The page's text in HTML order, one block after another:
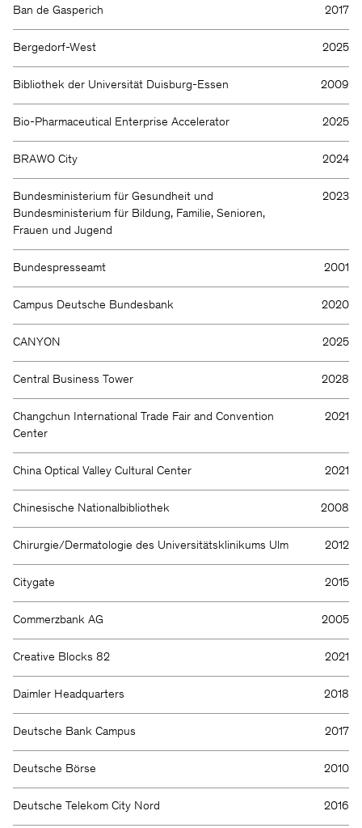
Ban de Gasperich 2017
Bergedorf-West 2025
Bibliothek der Universität Duisburg-Essen 2009
Bio-Pharmaceutical Enterprise Accelerator 2025
BRAWO City 2024
Bundesministerium für Gesundheit und
Bundesministerium für Bildung, Familie, Senioren,
Frauen und Jugend
2023
Bundespresseamt 2001
Campus Deutsche Bundesbank 2020
CANYON 2025
Central Business Tower 2028
Changchun International Trade Fair and Convention
Center
2021
China Optical Valley Cultural Center 2021
Chinesische Nationalbibliothek 2008
Chirurgie/Dermatologie des Universitätsklinikums Ulm 2012
Citygate 2015
Commerzbank AG 2005
Creative Blocks 82 2021
Daimler Headquarters 2018
Deutsche Bank Campus 2017
Deutsche Börse 2010
Deutsche Telekom City Nord 2016